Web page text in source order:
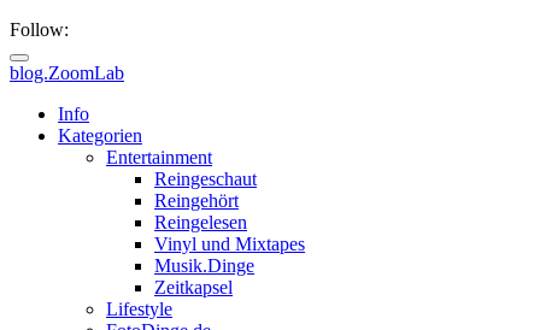
Follow:
blog.ZoomLab
ZoomLab
Info
Kategorien
Entertainment
Reingeschaut
Reingehört
Reingelesen
Vinyl und Mixtapes
Musik.Dinge
Zeitkapsel
Lifestyle